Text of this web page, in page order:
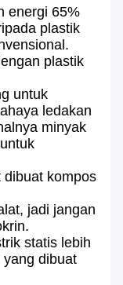
energi 65%
plastik
plastik
untuk
ledakan
minyak
dibuat kompos
jadi jangan
statis lebih
dibuat